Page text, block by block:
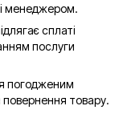
менеджером.
сплаті
послуги
погодженим
товару.